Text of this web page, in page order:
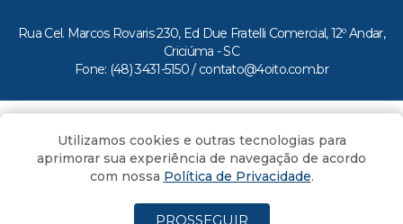
Rua Cel. Marcos Rovaris 230, Ed Due Fratelli Comercial, 12º Andar,
Criciúma - SC
Fone: (48) 3431-5150 / contato@4oito.com.br
Todos os direitos reservados ao Portal 4oito
Utilizamos cookies e outras tecnologias para
aprimorar sua experiência de navegação de acordo
com nossa Política de Privacidade.
PROSSEGUIR